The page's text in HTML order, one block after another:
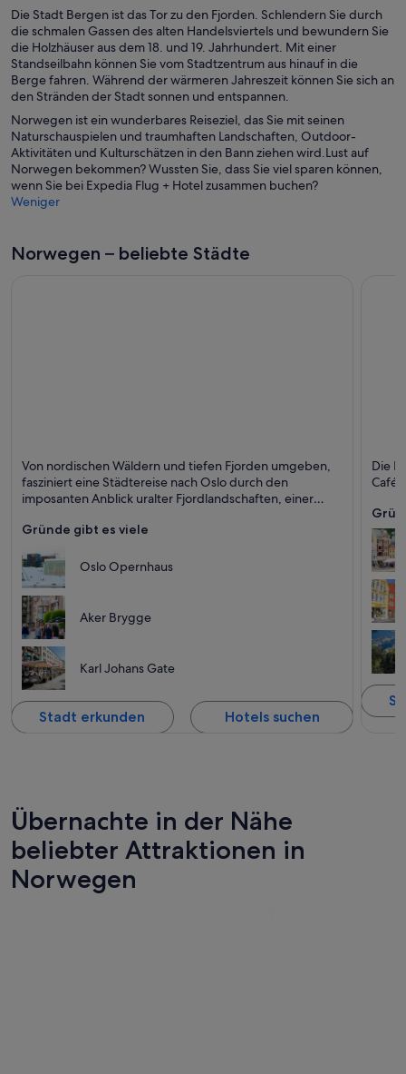
Die Stadt Bergen ist das Tor zu den Fjorden. Schlendern Sie durch
die schmalen Gassen des alten Handelsviertels und bewundern Sie
die Holzhäuser aus dem 18. und 19. Jahrhundert. Mit einer
Standseilbahn können Sie vom Stadtzentrum aus hinauf in die
Berge fahren. Während der wärmeren Jahreszeit können Sie sich an
den Stränden der Stadt sonnen und entspannen.
Norwegen ist ein wunderbares Reiseziel, das Sie mit seinen
Naturschauspielen und traumhaften Landschaften, Outdoor-
Aktivitäten und Kulturschätzen in den Bann ziehen wird.Lust auf
Norwegen bekommen? Wussten Sie, dass Sie viel sparen können,
wenn Sie bei Expedia Flug + Hotel zusammen buchen?
Weniger
Norwegen – beliebte Städte
Shopping, Für Geschäftsreisende und Museen
Von nordischen Wäldern und tiefen Fjorden umgeben,
fasziniert eine Städtereise nach Oslo durch den
imposanten Anblick uralter Fjordlandschaften, einer
Kulturvielfalt und dem Puls der Zeit in einer
Gründe gibt es viele
Oslo Opernhaus
Aker Brygge
Karl Johans Gate
Stadt erkunden Hotels suchen
Die
Übernachte in der Nähe
beliebter Attraktionen in
Norwegen